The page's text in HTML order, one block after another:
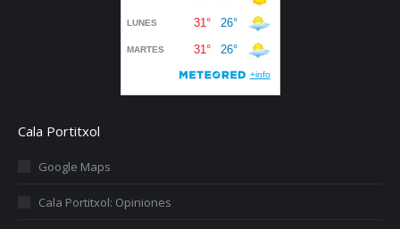
Cala Portitxol
Google Maps
Cala Portitxol: Opiniones